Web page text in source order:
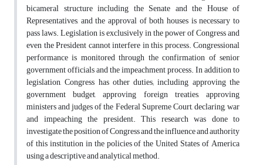
bicameral structure including the Senate and the House of
Representatives, and the approval of both houses is necessary to
pass laws. Legislation is exclusively in the power of Congress and
even the President cannot interfere in this process. Congressional
performance is monitored through the confirmation of senior
government officials and the impeachment process. In addition to
legislation, Congress has other duties; including approving the
government budget, approving foreign treaties, approving
ministers and judges of the Federal Supreme Court, declaring, war
and impeaching the president. This research was done to
investigate the position of Congress and the influence and authority
of this institution in the policies of the United States of America
using a descriptive and analytical method.